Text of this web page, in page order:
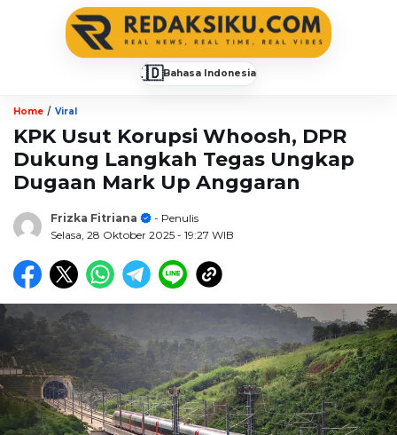
🇮🇩Bahasa Indonesia
Home / Viral
KPK Usut Korupsi Whoosh, DPR
Dukung Langkah Tegas Ungkap
Dugaan Mark Up Anggaran
Frizka Fitriana
- Penulis
Selasa, 28 Oktober 2025 - 19:27 WIB